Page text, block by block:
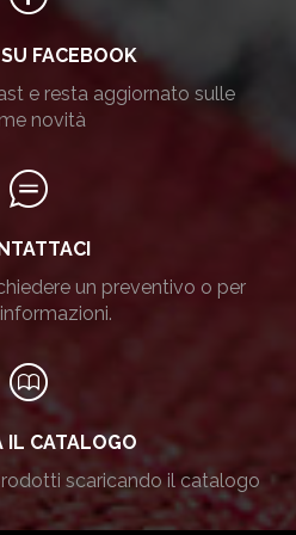
FACEBOOK
e resta aggiornato sulle
novità
un preventivo o per
IL CATALOGO
scaricando il catalogo